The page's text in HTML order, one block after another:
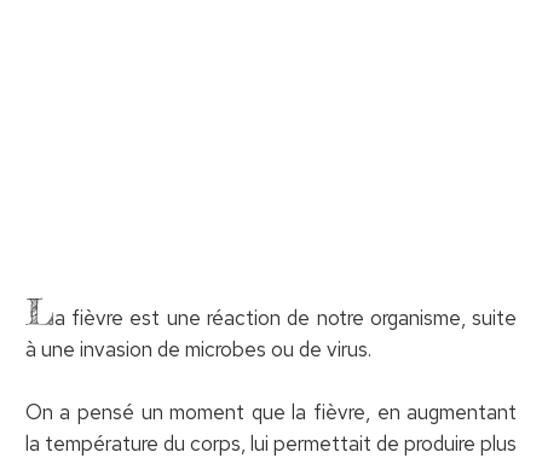
La fièvre est une réaction de notre organisme, suite
à une invasion de microbes ou de virus.
On a pensé un moment que la fièvre, en augmentant
la température du corps, lui permettait de produire plus